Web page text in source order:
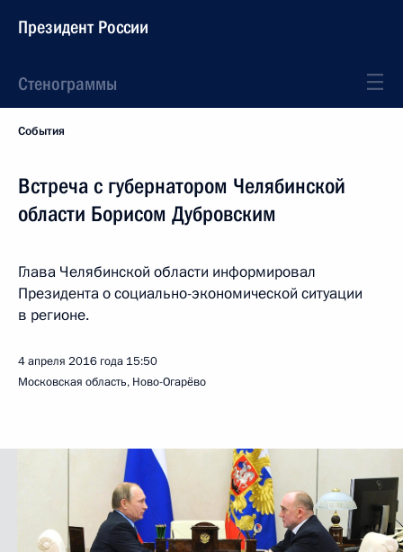
Президент России
Стенограммы
События
Встреча с губернатором Челябинской
области Борисом Дубровским
Глава Челябинской области информировал
Президента о социально-экономической ситуации
в регионе.
4 апреля 2016 года 15:50
Московская область, Ново-Огарёво